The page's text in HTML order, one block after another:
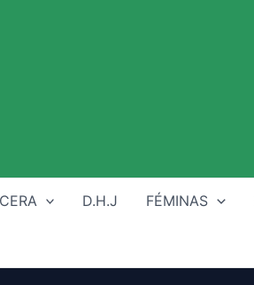
D.H.J FÉMINAS